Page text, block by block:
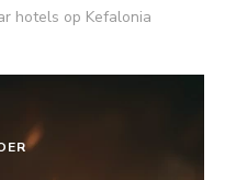
hotels op Kefalonia